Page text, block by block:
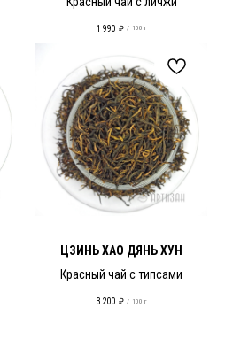
1 990 ₽ / 100 г
ЦЗИНЬ ХАО ДЯНЬ ХУН
Красный чай с типсами
3 200 ₽ / 100 г